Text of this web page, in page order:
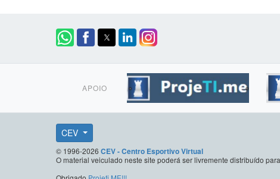
APOIO
CEV
© 1996-2026 CEV - Centro Esportivo Virtual
O material veiculado neste site poderá ser livremente distribuído